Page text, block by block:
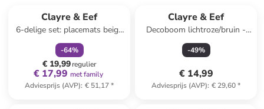
Clayre & Eef
6-delige set: placemats beige
- (L)22 x (B)48 cm
-64%
€ 19,99regulier
€ 17,99 met family
Adviesprijs (AVP): € 51,17*
Clayre & Eef
Decoboom lichtroze/bruin -
(B)10 x (H)48 x (D)10 cm
-49%
€ 14,99
Adviesprijs (AVP): € 29,60*